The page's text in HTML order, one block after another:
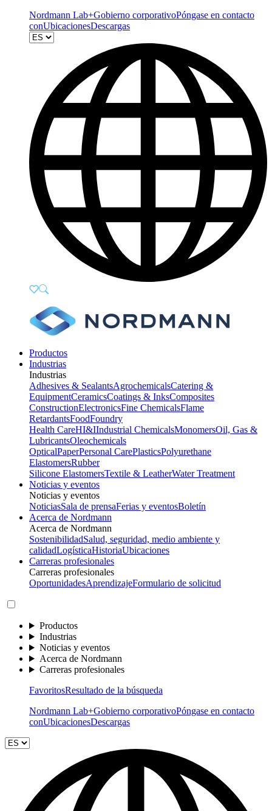
Nordmann Lab+Gobierno corporativoPóngase en contacto
conUbicacionesDescargas
Productos
Industrias
Industrias
Adhesives & SealantsAgrochemicalsCatering &
EquipmentCeramicsCoatings & InksComposites
ConstructionElectronicsFine ChemicalsFlame
RetardantsFoodFoundry
Health CareHI&IIndustrial ChemicalsMonomersOil, Gas &
LubricantsOleochemicals
OpticalPaperPersonal CarePlasticsPolyurethane
ElastomersRubber
Silicone ElastomersTextile & LeatherWater Treatment
Noticias y eventos
Noticias y eventos
NoticiasSala de prensaFerias y eventosBoletín
Acerca de Nordmann
Acerca de Nordmann
SostenibilidadSalud, seguridad, medio ambiente y
calidadLogísticaHistoriaUbicaciones
Carreras profesionales
Carreras profesionales
OportunidadesAprendizajeFormulario de solicitud
Productos
Industrias
Noticias y eventos
Acerca de Nordmann
Carreras profesionales
FavoritosResultado de la búsqueda
Nordmann Lab+Gobierno corporativoPóngase en contacto
conUbicacionesDescargas